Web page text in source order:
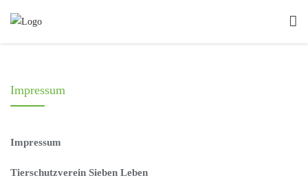
Impressum
Impressum
Tierschutzverein Sieben Leben